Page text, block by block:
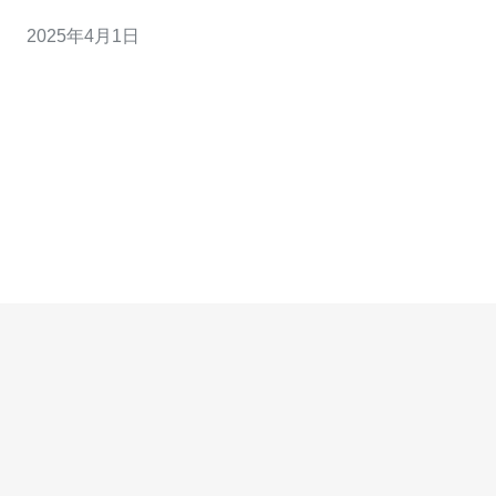
定性和用户体验至关重要。本文将介绍日本的站群服务器
2025年4月1日